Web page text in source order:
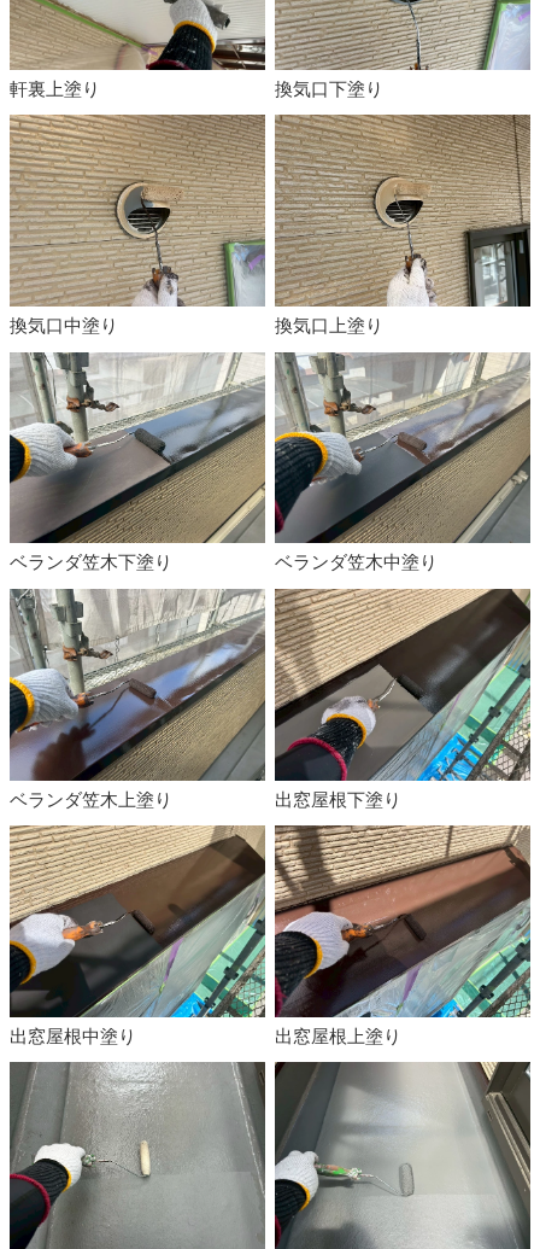
軒裏上塗り 換気口下塗り
換気口中塗り 換気口上塗り
ベランダ笠木下塗り ベランダ笠木中塗り
ベランダ笠木上塗り 出窓屋根下塗り
出窓屋根中塗り 出窓屋根上塗り